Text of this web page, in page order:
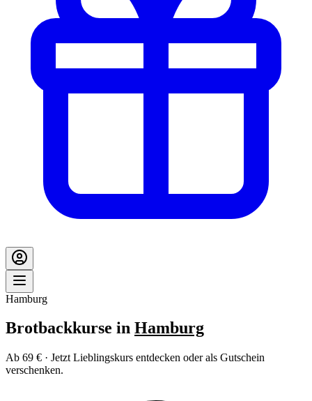
Hamburg
Brotbackkurse in Hamburg
Ab 69 € · Jetzt Lieblingskurs entdecken oder als Gutschein
verschenken.